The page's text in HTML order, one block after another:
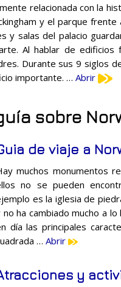
relacionada con la
y el parque
y salas del palacio
Al hablar de edificios
Durante sus 9 siglos
importante. … Abrir
sobre
de viaje a
muchos monumentos
no se pueden
es la iglesia de
no ha cambiado mucho a
día las principales
… Abrir
y